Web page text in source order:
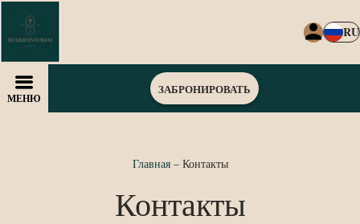
RU
МЕНЮ
ЗАБРОНИРОВАТЬ
Главная – Контакты
Контакты